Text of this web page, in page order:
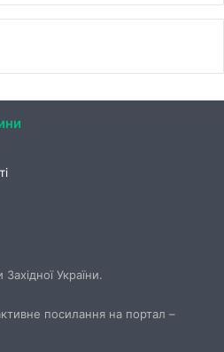
України.
посилання на портал –